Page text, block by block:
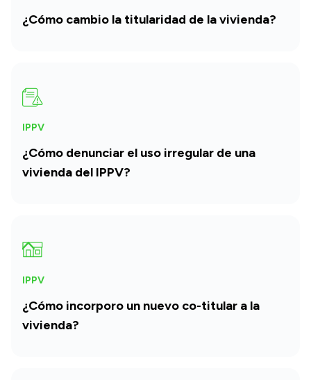
¿Cómo cambio la titularidad de la vivienda?
¿Cómo denunciar el uso irregular de una
vivienda del IPPV?
IPPV
¿Cómo incorporo un nuevo co-titular a la
vivienda?
IPPV